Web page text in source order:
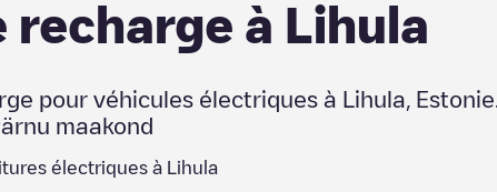
recharge à Lihula
pour véhicules électriques à Lihula Estonie
maakond
électriques à Lihula